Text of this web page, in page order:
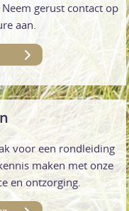
gerust contact op
aan.
voor een rondleiding
maken met onze
en ontzorging.